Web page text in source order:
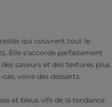
qui couvrent tout le
Elle s'accorde parfaitement
saveurs et des textures plus
voire des desserts.
et bleus vifs de la tendance